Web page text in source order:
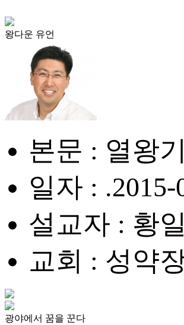
왕다운 유언
본문 : 열왕
일자 : .2015-
설교자 : 황
교회 : 성약
광야에서 꿈을 꾼다